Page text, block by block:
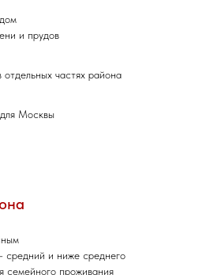
и прудов
отдельных частях района
Москвы
средний и ниже среднего
проживания